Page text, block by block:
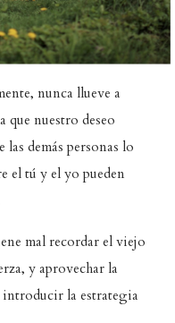
nunca llueve a
que nuestro deseo
las demás personas lo
el tú y el yo pueden
mal recordar el viejo
y aprovechar la
la estrategia